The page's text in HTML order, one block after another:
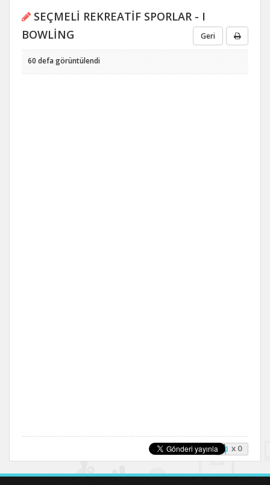
SEÇMELİ REKREATİF SPORLAR - I
BOWLİNG
Geri
60 defa görüntülendi
x 0